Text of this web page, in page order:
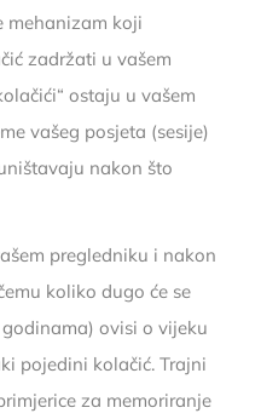
mehanizam koji
zadržati u vašem
ostaju u vašem
vašeg posjeta (sesije)
nakon što
pregledniku i nakon
koliko dugo će se
ovisi o vijeku
pojedini kolačić. Trajni
za memoriranje